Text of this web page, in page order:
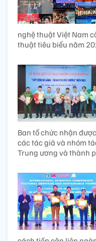
nghệ thuật Việt Nam
thuật tiêu biểu năm
Ban tổ chức nhận
các tác giả và nhóm
Trung ương và thành